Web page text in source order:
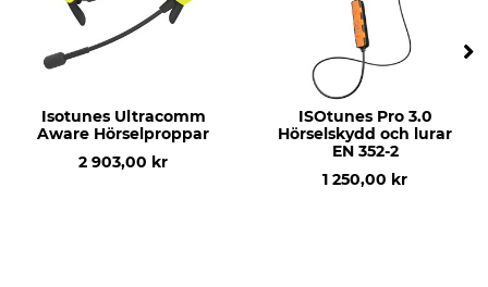
Isotunes Ultracomm
Aware Hörselproppar
2 903,00 kr
ISOtunes Pro 3.0
Hörselskydd och lurar
EN 352-2
1 250,00 kr